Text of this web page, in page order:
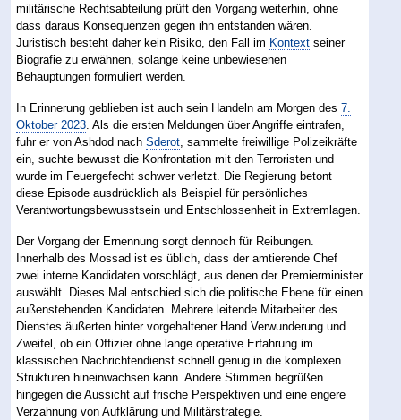
militärische Rechtsabteilung prüft den Vorgang weiterhin, ohne
dass daraus Konsequenzen gegen ihn entstanden wären.
Juristisch besteht daher kein Risiko, den Fall im Kontext seiner
Biografie zu erwähnen, solange keine unbewiesenen
Behauptungen formuliert werden.
In Erinnerung geblieben ist auch sein Handeln am Morgen des7.
Oktober 2023. Als die ersten Meldungen über Angriffe eintrafen,
fuhr er von Ashdod nachSderot, sammelte freiwillige Polizeikräfte
ein, suchte bewusst die Konfrontation mit den Terroristen und
wurde im Feuergefecht schwer verletzt. Die Regierung betont
diese Episode ausdrücklich als Beispiel für persönliches
Verantwortungsbewusstsein und Entschlossenheit in Extremlagen.
Der Vorgang der Ernennung sorgt dennoch für Reibungen.
Innerhalb des Mossad ist es üblich, dass der amtierende Chef
zwei interne Kandidaten vorschlägt, aus denen der Premierminister
auswählt. Dieses Mal entschied sich die politische Ebene für einen
außenstehenden Kandidaten. Mehrere leitende Mitarbeiter des
Dienstes äußerten hinter vorgehaltener Hand Verwunderung und
Zweifel, ob ein Offizier ohne lange operative Erfahrung im
klassischen Nachrichtendienst schnell genug in die komplexen
Strukturen hineinwachsen kann. Andere Stimmen begrüßen
hingegen die Aussicht auf frische Perspektiven und eine engere
Verzahnung von Aufklärung und Militärstrategie.